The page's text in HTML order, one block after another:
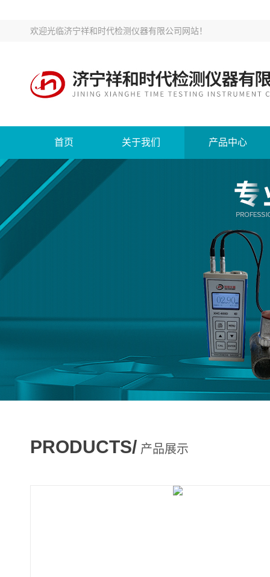
欢迎光临济宁祥和时代检测仪器有限公司网站！
首页 关于我们 产品中心
PRODUCTS/ 产品展示